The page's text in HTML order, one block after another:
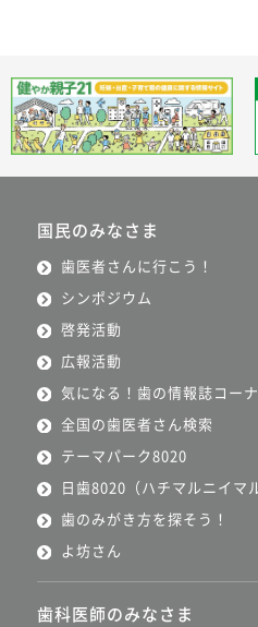
国民のみなさま
歯医者さんに行こう！
シンポジウム
啓発活動
広報活動
気になる！歯の情報誌コー
全国の歯医者さん検索
テーマパーク8020
日歯8020（ハチマルニイマ
歯のみがき方を探そう！
よ坊さん
歯科医師のみなさま